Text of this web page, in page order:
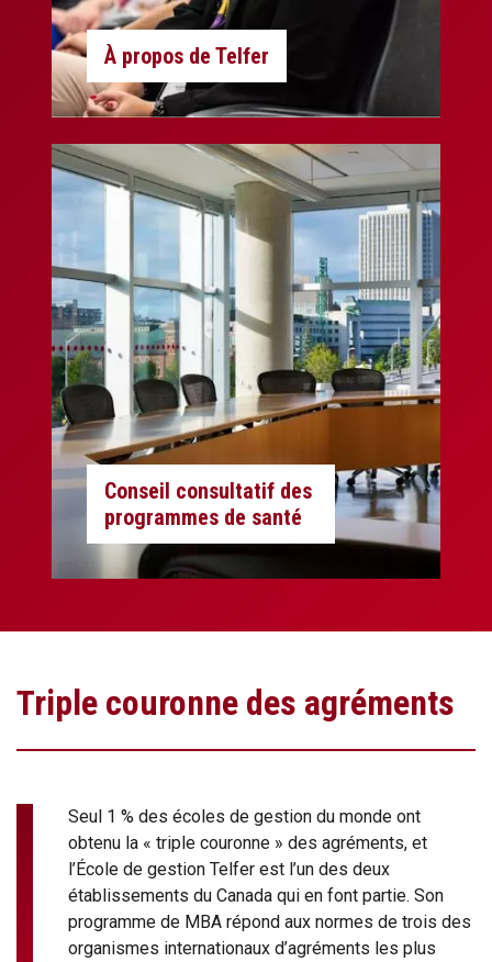
À propos de Telfer
Conseil consultatif des
programmes de santé
Triple couronne des agréments
Seul 1 % des écoles de gestion du monde ont
obtenu la « triple couronne » des agréments, et
l’École de gestion Telfer est l’un des deux
établissements du Canada qui en font partie. Son
programme de MBA répond aux normes de trois des
organismes internationaux d’agréments les plus